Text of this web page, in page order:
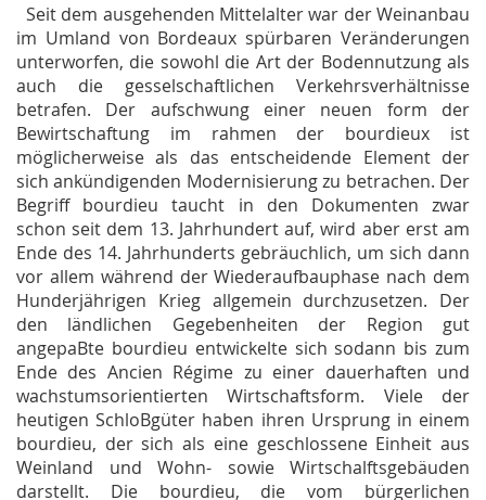
Seit dem ausgehenden Mittelalter war der Weinanbau
im Umland von Bordeaux spürbaren Veränderungen
unterworfen, die sowohl die Art der Bodennutzung als
auch die gesselschaftlichen Verkehrsverhältnisse
betrafen. Der aufschwung einer neuen form der
Bewirtschaftung im rahmen der bourdieux ist
möglicherweise als das entscheidende Element der
sich ankündigenden Modernisierung zu betrachen. Der
Begriff bourdieutaucht in den Dokumenten zwar
schon seit dem 13. Jahrhundert auf, wird aber erst am
Ende des 14. Jahrhunderts gebräuchlich, um sich dann
vor allem während der Wiederaufbauphase nach dem
Hunderjährigen Krieg allgemein durchzusetzen. Der
den ländlichen Gegebenheiten der Region gut
angepaBte bourdieu entwickelte sich sodann bis zum
Ende des Ancien Régime zu einer dauerhaften und
wachstumsorientierten Wirtschaftsform. Viele der
heutigen SchloBgüter haben ihren Ursprung in einem
bourdieu, der sich als eine geschlossene Einheit aus
Weinland und Wohn- sowie Wirtschalftsgebäuden
darstellt. Die bourdieu, die vom bürgerlichen